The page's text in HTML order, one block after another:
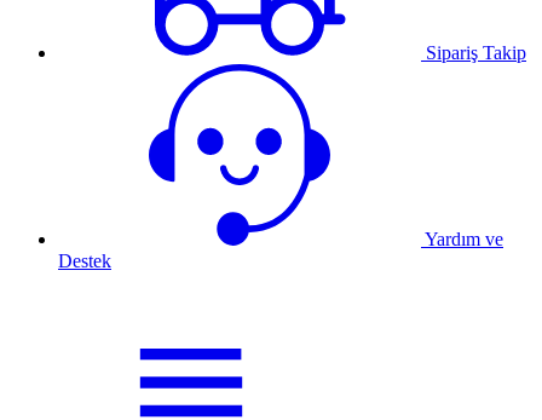
Sipariş Takip
Yardım ve
Destek